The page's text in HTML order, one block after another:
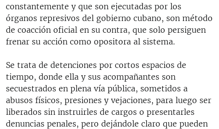
SER VIEJO EN CUBA
KENTU-CUBANO
LOS SANTOS DE HIALEAH
DESINFORMACIÓN RUSA EN AMÉRICA LATINA
LA INVASIÓN DE RUSIA A UCRANIA
SÍGUENOS
constantemente y que son ejecutadas por los
órganos represivos del gobierno cubano, son método
de coacción oficial en su contra, que solo persiguen
frenar su acción como opositora al sistema.
Se trata de detenciones por cortos espacios de
tiempo, donde ella y sus acompañantes son
secuestrados en plena vía pública, sometidos a
abusos físicos, presiones y vejaciones, para luego ser
liberados sin instruirles de cargos o presentarles
denuncias penales, pero dejándole claro que pueden